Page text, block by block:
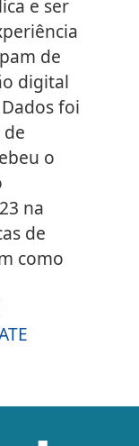
e ser
de
digital
foi
o
na
de
como